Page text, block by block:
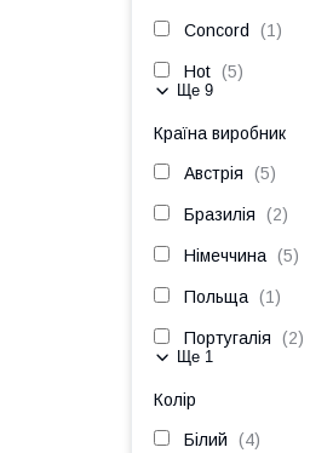
Concord 1
Hot 5
Ще 9
Країна виробник
Австрія 5
Бразилія 2
Німеччина 5
Польща 1
Португалія 2
Ще 1
Колір
Білий 4